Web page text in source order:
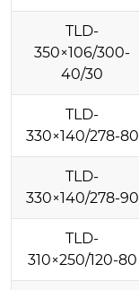
TLD-
350×106/300-
40/30
TLD-
330×140/278-80
TLD-
330×140/278-90
TLD-
310×250/120-80